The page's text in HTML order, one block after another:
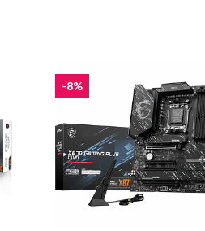
-8%